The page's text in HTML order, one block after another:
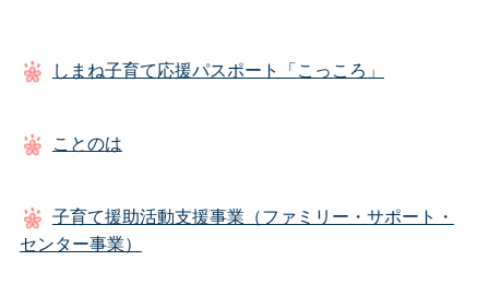
しまね子育て応援パスポート「こっころ」
ことのは
子育て援助活動支援事業（ファミリー・サポート・
センター事業）